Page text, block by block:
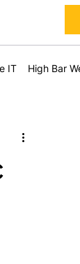
IT High Bar